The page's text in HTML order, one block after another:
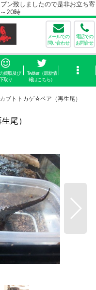
しましたので是非お立ち寄
20時
メールでの
問い合わせ
電話での
お問合せ
買取及び
取り
Twitter（最新情
報はこちら）
ブトトカゲ☆ペア（再生尾）
尾）